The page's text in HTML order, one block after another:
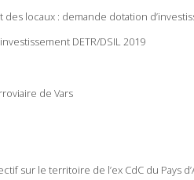
locaux : demande dotation
DETR/DSIL 2019
de Vars
sur le territoire de l’ex CdC du Pays